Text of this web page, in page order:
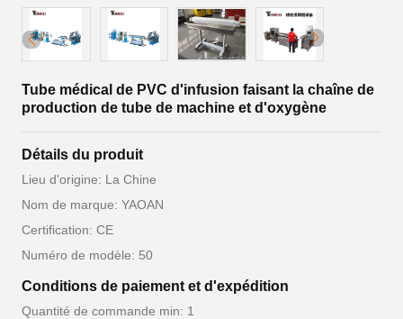
Tube médical de PVC d'infusion faisant la chaîne de
production de tube de machine et d'oxygène
Détails du produit
Lieu d'origine: La Chine
Nom de marque: YAOAN
Certification: CE
Numéro de modèle: 50
Conditions de paiement et d'expédition
Quantité de commande min: 1